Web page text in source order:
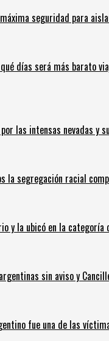
seguridad para
días será más barato
las intensas nevadas y
la segregación racial
y la ubicó en la
sin aviso y
fue una de las